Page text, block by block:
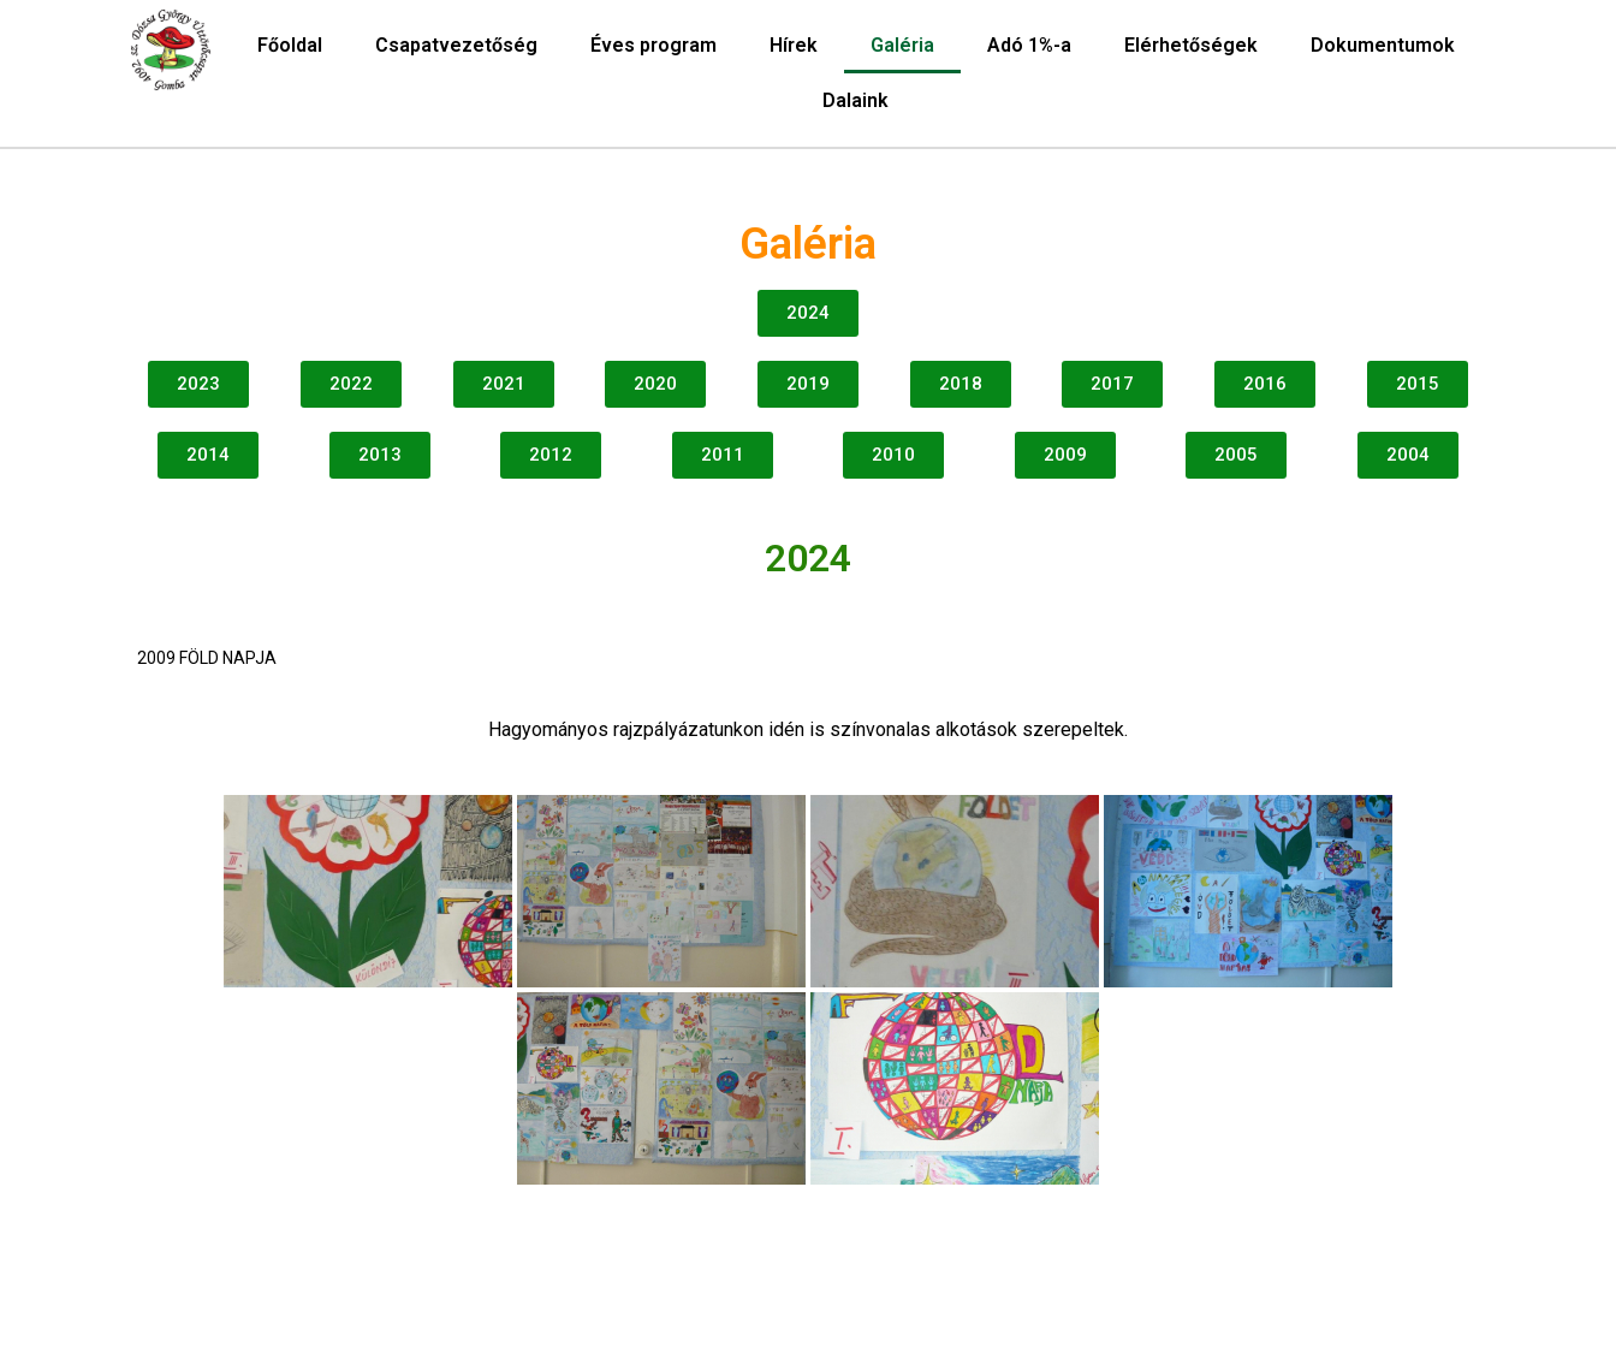
Főoldal Csapatvezetőség Éves program Hírek Galéria Adó 1%-a Elérhetőségek Dokumentumok
Dalaink
Galéria
2024
2023 2022 2021 2020 2019 2018 2017 2016 2015
2014 2013 2012 2011 2010 2009 2005 2004
2024
2009 FÖLD NAPJA
Hagyományos rajzpályázatunkon idén is színvonalas alkotások szerepeltek.